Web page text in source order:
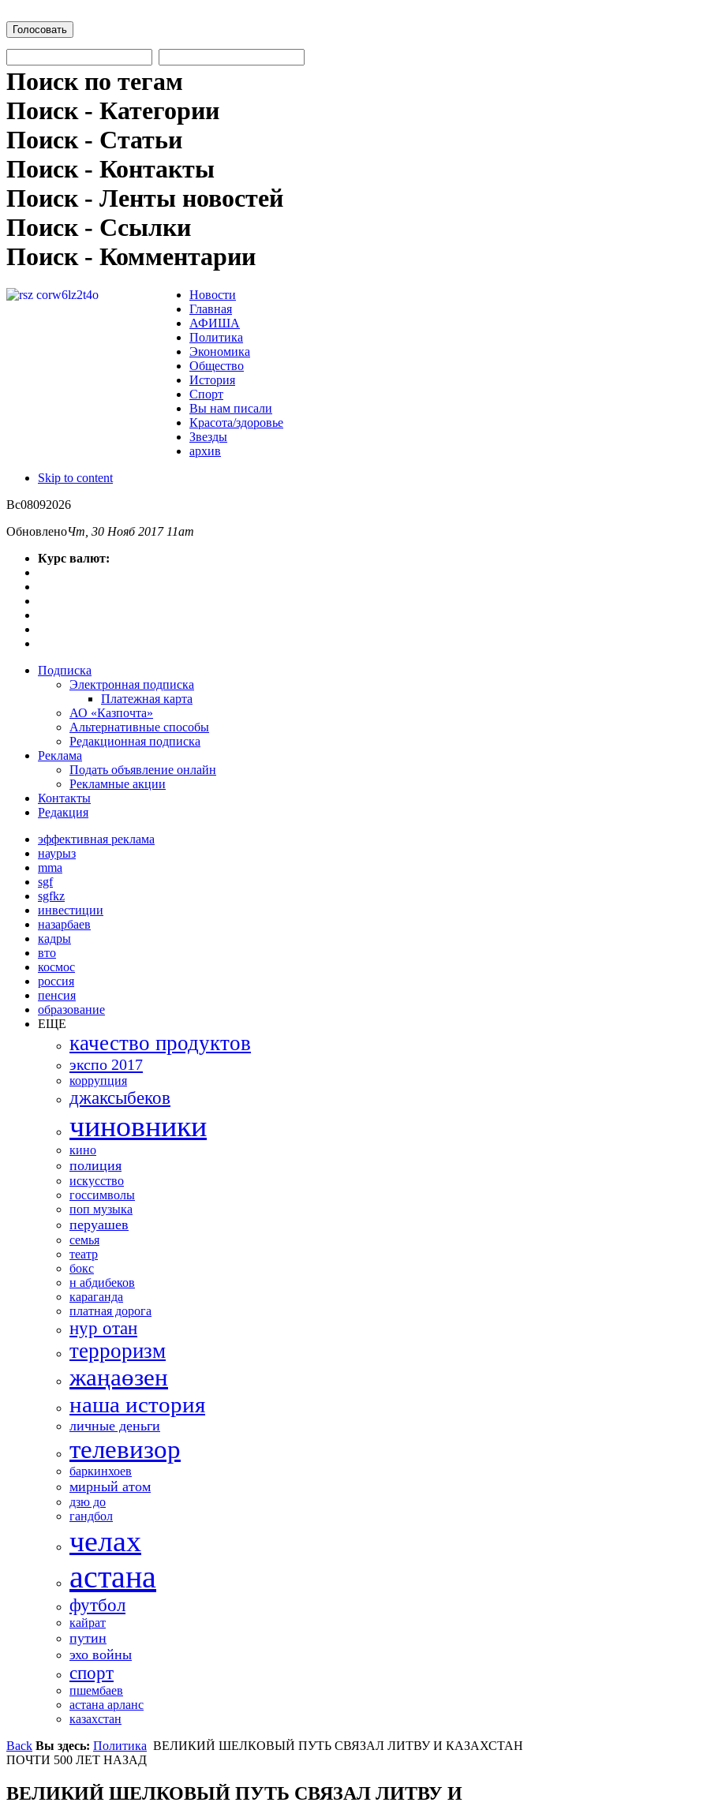
Голосовать
Поиск по тегам
Поиск - Категории
Поиск - Статьи
Поиск - Контакты
Поиск - Ленты новостей
Поиск - Ссылки
Поиск - Комментарии
Новости
Главная
АФИША
Политика
Экономика
Общество
История
Спорт
Вы нам писали
Красота/здоровье
Звезды
архив
Skip to content
Вс08092026
ОбновленоЧт, 30 Нояб 2017 11am
Курс валют:
Подписка
Электронная подписка
Платежная карта
АО «Казпочта»
Альтернативные способы
Редакционная подписка
Реклама
Подать объявление онлайн
Рекламные акции
Контакты
Редакция
эффективная реклама
наурыз
mma
sgf
sgfkz
инвестиции
назарбаев
кадры
вто
космос
россия
пенсия
образование
ЕЩЕ
качество продуктов
экспо 2017
коррупция
джаксыбеков
чиновники
кино
полиция
искусство
госсимволы
поп музыка
перуашев
семья
театр
бокс
н абдибеков
караганда
платная дорога
нур отан
терроризм
жаңаөзен
наша история
личные деньги
телевизор
баркинхоев
мирный атом
дзю до
гандбол
челах
астана
футбол
кайрат
путин
эхо войны
спорт
пшембаев
астана арланс
казахстан
Back Вы здесь: Политика ВЕЛИКИЙ ШЕЛКОВЫЙ ПУТЬ СВЯЗАЛ ЛИТВУ И КАЗАХСТАН
ПОЧТИ 500 ЛЕТ НАЗАД
ВЕЛИКИЙ ШЕЛКОВЫЙ ПУТЬ СВЯЗАЛ ЛИТВУ И